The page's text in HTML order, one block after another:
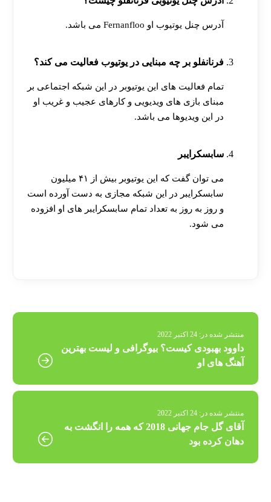
آدرس چنل یوتیوب او Fernanfloo می باشد.
فرنانفلو بر چه مبنایی در یوتیوب فعالیت می کند؟
تمام فعالیت‌ های این یوتیوبر در این شبکه اجتماعی بر
مبنای بازی های ویدیویی و کارهای عجیب و غریب او
در این ویدیوها می باشد.
سابسکرایبر
می توان گفت که این یوتیوبر بیش از ۴۱ میلیون
سابسکرایبر در این شبکه مجازی به دست آورده است
و روز به روز به تعداد تمام سابسکرایبر های او افزوده
می شود.
منتشر شده در: 24 اکتبر 2022
داوود بهبودی کیست؟ بیوگرافی و لیست بهترین
آهنگ های او
منتشر شده در: 24 اکتبر 2022
آقای گل جام جهانی 2018 که همه را انگشت به
دهان کرده بود